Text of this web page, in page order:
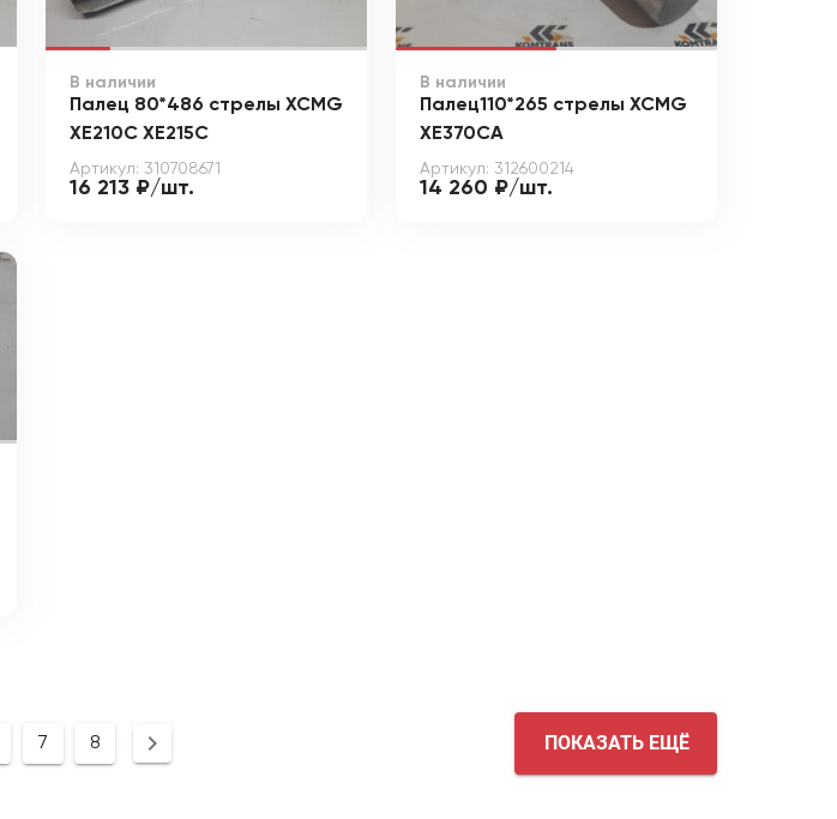
В наличии
Палец 80*486 стрелы XCMG
XE210C XE215C
Артикул: 310708671
16 213 ₽/шт.
В наличии
Палец110*265 стрелы XCMG
XE370CA
Артикул: 312600214
14 260 ₽/шт.
7 8 ПОКАЗАТЬ ЕЩЁ